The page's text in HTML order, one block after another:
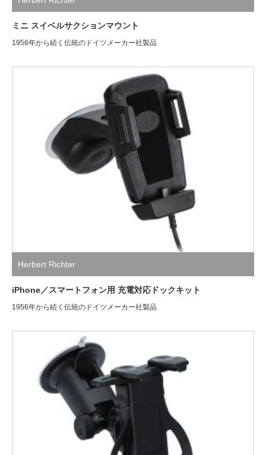
ミニ スイベルサクションマウント
1956年から続く伝統のドイツメーカー社製品
Herbert Richter
iPhone／スマートフォン用 充電対応ドックキット
1956年から続く伝統のドイツメーカー社製品